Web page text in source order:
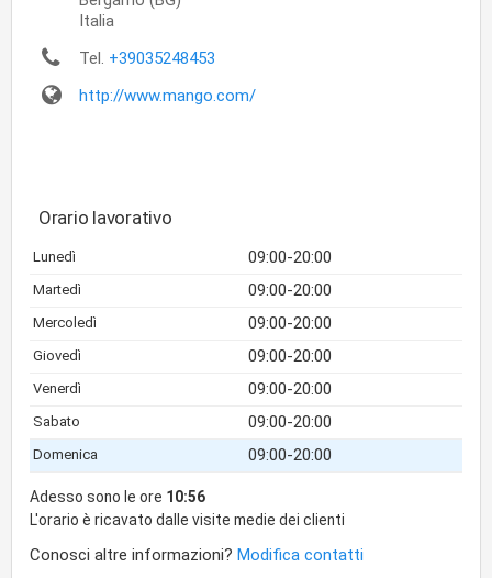
Italia
Tel. +39035248453
http://www.mango.com/
Orario lavorativo
Lunedì 09:00-20:00
Martedì 09:00-20:00
Mercoledì 09:00-20:00
Giovedì 09:00-20:00
Venerdì 09:00-20:00
Sabato 09:00-20:00
Domenica 09:00-20:00
Adesso sono le ore 10:56
L'orario è ricavato dalle visite medie dei clienti
Conosci altre informazioni? Modifica contatti